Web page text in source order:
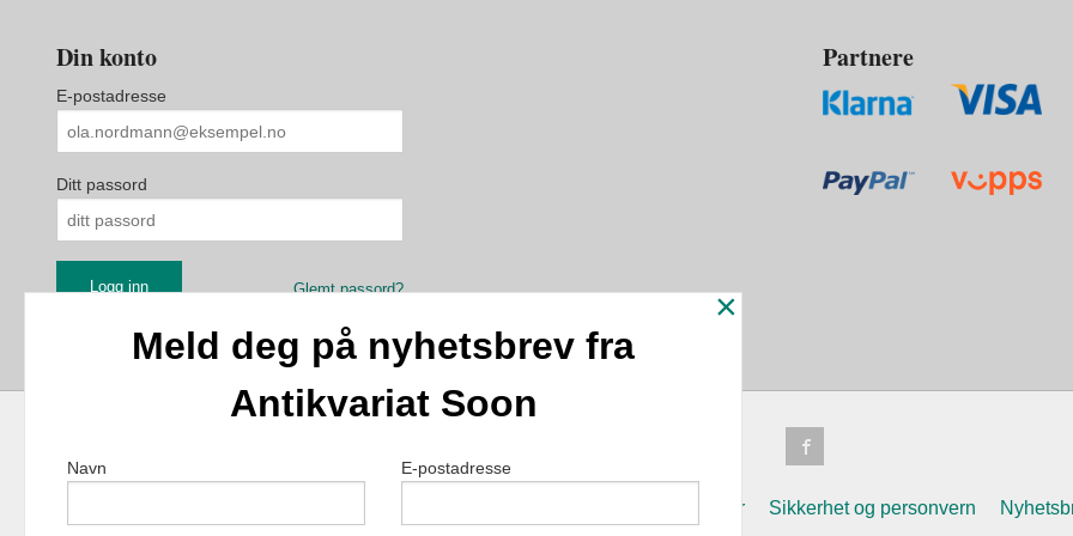
Din konto
E-postadresse
Ditt passord
Glemt passord?
Partnere
Kjøpsbetingelser Sikkerhet og personvern
×
Meld deg på nyhetsbrev fra
Antikvariat Soon
Navn E-postadresse